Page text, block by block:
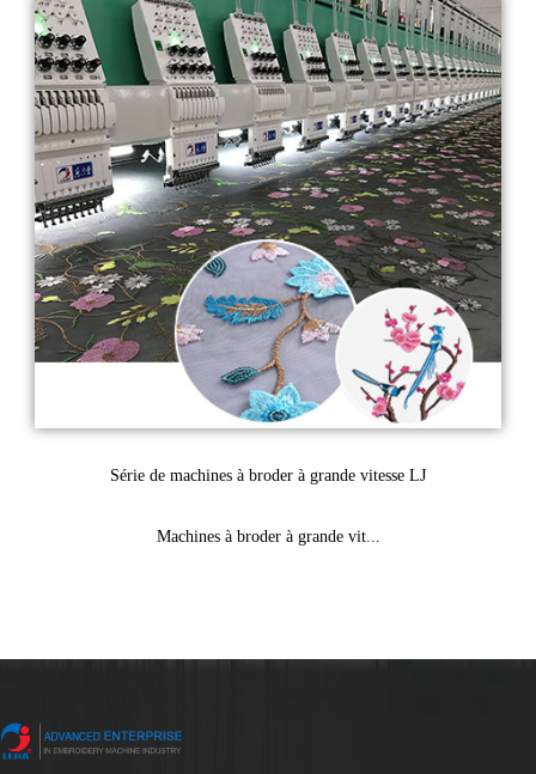
Série de machines à broder à grande vitesse LJ
Machines à broder à grande vit...